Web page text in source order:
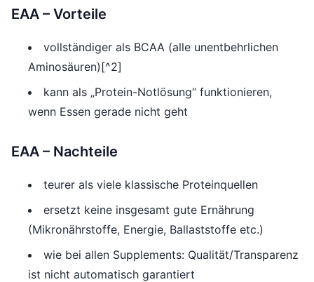
EAA – Vorteile
vollständiger als BCAA (alle unentbehrlichen
Aminosäuren)[^2]
kann als „Protein-Notlösung“ funktionieren,
wenn Essen gerade nicht geht
EAA – Nachteile
teurer als viele klassische Proteinquellen
ersetzt keine insgesamt gute Ernährung
(Mikronährstoffe, Energie, Ballaststoffe etc.)
wie bei allen Supplements: Qualität/Transparenz
ist nicht automatisch garantiert